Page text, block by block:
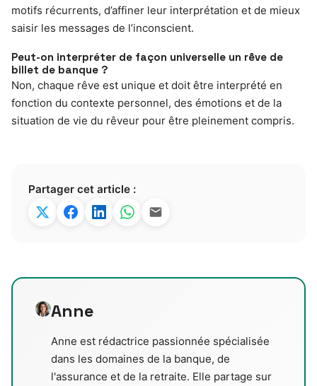
motifs récurrents, d’affiner leur interprétation et de mieux
saisir les messages de l’inconscient.
Peut-on interpréter de façon universelle un rêve de
billet de banque ?
Non, chaque rêve est unique et doit être interprété en
fonction du contexte personnel, des émotions et de la
situation de vie du rêveur pour être pleinement compris.
Partager cet article :
Anne
Anne est rédactrice passionnée spécialisée
dans les domaines de la banque, de
l'assurance et de la retraite. Elle partage sur